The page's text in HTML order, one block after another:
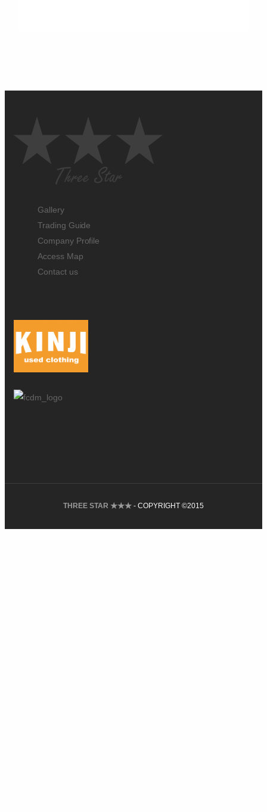
Gallery
Trading Guide
Company Profile
Access Map
Contact us
THREE STAR ★★★ - COPYRIGHT ©2015